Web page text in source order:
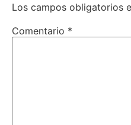
Los campos obligatorios
Comentario *